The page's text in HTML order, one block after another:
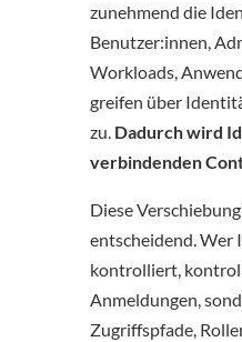
zunehmend die
Benutzer:innen,
Workloads,
greifen über
zu. Dadurch wird
verbindenden
Diese
entscheidend. Wer
kontrolliert,
Anmeldungen,
Zugriffspfade,